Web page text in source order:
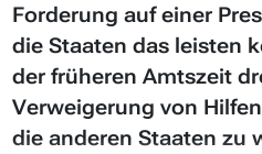
Forderung auf einer
die Staaten das leisten
der früheren Amtszeit
Verweigerung von
die anderen Staaten zu